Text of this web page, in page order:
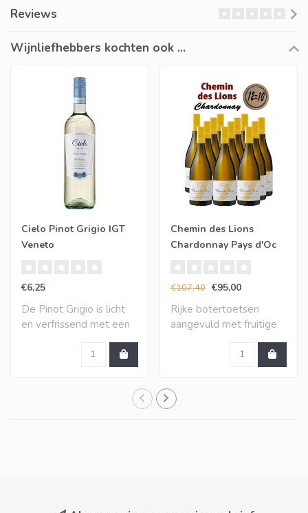
Reviews
Wijnliefhebbers kochten ook ...
Cielo Pinot Grigio IGT
Veneto
€6,25
De Pinot Grigio is licht
en verfrissend met een
Chemin des Lions
Chardonnay Pays d'Oc
€107,40 €95,00
Rijke botertoetsen
aangevuld met fruitige
toetsen van mango,..